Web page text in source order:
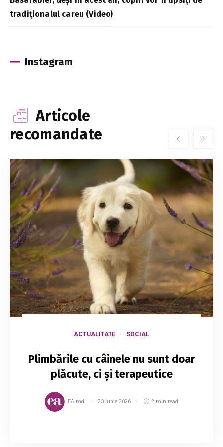
tradiționalul careu (Video)
Instagram
Articole
recomandate
ACTUALITATE SOCIAL
Plimbările cu câinele nu sunt doar
plăcute, ci și terapeutice
EA.md 23 iunie 2026 2 min read